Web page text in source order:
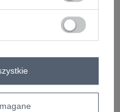
CENĘ
pytanie